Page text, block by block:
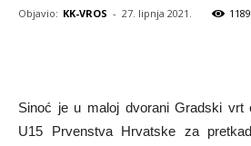
Objavio: KK-VROS - 27. lipnja 2021. 1189
Sinoć je u maloj dvorani Gradski vrt
U15 Prvenstva Hrvatske za